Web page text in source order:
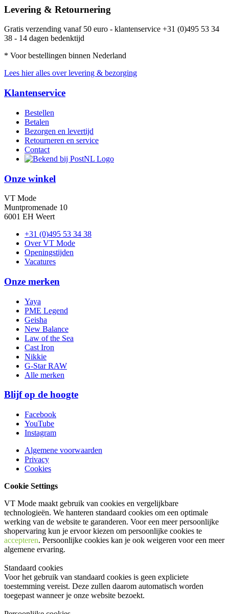
Levering & Retournering
Gratis verzending vanaf 50 euro - klantenservice +31 (0)495 53 34
38 - 14 dagen bedenktijd
* Voor bestellingen binnen Nederland
Lees hier alles over levering & bezorging
Klantenservice
Bestellen
Betalen
Bezorgen en levertijd
Retourneren en service
Contact
Onze winkel
VT Mode
Muntpromenade 10
6001 EH Weert
+31 (0)495 53 34 38
Over VT Mode
Openingstijden
Vacatures
Onze merken
Yaya
PME Legend
Geisha
New Balance
Law of the Sea
Cast Iron
Nikkie
G-Star RAW
Alle merken
Blijf op de hoogte
Facebook
YouTube
Instagram
Algemene voorwaarden
Privacy
Cookies
Cookie Settings
VT Mode maakt gebruik van cookies en vergelijkbare
technologieën. We hanteren standaard cookies om een optimale
werking van de website te garanderen. Voor een meer persoonlijke
shopervaring kun je ervoor kiezen om persoonlijke cookies te
accepteren. Persoonlijke cookies kan je ook weigeren voor een meer
algemene ervaring.
Standaard cookies
Voor het gebruik van standaard cookies is geen expliciete
toestemming vereist. Deze zullen daarom automatisch worden
toegepast wanneer je onze website bezoekt.